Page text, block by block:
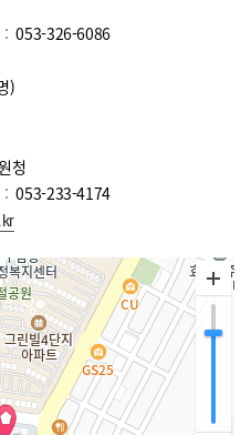
: 053-326-6086
)
청
: 053-233-4174